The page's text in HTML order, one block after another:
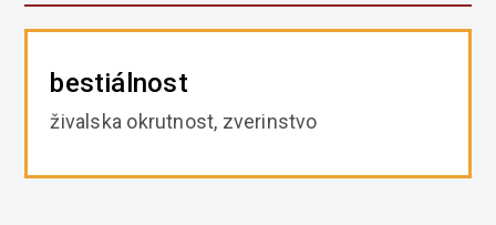
bestiálnost
živalska okrutnost, zverinstvo